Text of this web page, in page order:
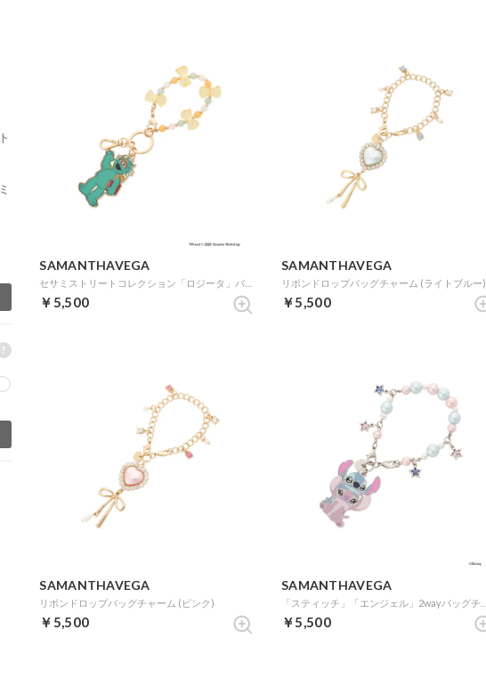
?
SAMANTHAVEGA
￥5,500
SAMANTHAVEGA
リボンドロップバッグチャーム (ライトブルー)
￥5,500
SAMANTHAVEGA
リボンドロップバッグチャーム (ピンク)
￥5,500
SAMANTHAVEGA
￥5,500